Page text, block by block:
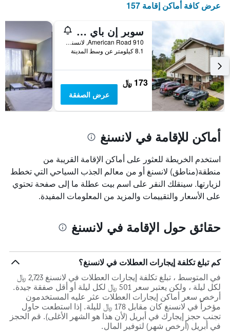
الذي
الأسبوع.
يتضمن
المخطط
التالي
1
محور
Y
الذي
سعر
غرفة
عرض كافة أماكن إقامة 157
سوبر إن باي أو واي ٔو نسينج مي
910 American Road, لانسنغ, MI, الولايات المتحدة الأميريكية
8.1 كيلومتر عن وسط المدينة
173 ﷼
عرض الصفقة
أماكن للإقامة في لانسنغ
استخدم الخريطة للعثور على أماكن الإقامة القريبة من
منطقة(مناطق) لانسنغ أو من معالم الجذب السياحي التي تخطط
لزيارتها. سينقلك النقر على اسم بيت عطلة ما إلى صفحة تحتوي
على الأسعار والتقييمات والمزيد من المعلومات المفيدة.
حقائق حول الإقامة في لانسنغ
كم تبلغ تكلفة إيجارات العطلات في لانسنغ؟
في المتوسط ، تبلغ تكلفة إيجارات العطلات في لانسنغ 2,723 ﷼
لكل ليلة ، ولكن يعتبر سعر 501 ﷼ لكل ليلة أو أقل صفقة جيدة.
أرخص سعر أماكن إيجارات العطلات عثر عليه المستخدمون
مؤخراً في لانسنغ كان مقابل 178 ﷼ لليلة. إذا استطعت حاول
تجنب حجز إيجارك في أبريل (لأن هذا هو الشهر الأغلى). قم الحجز
في أبريل (أرخص شهر) لتوفير المال.